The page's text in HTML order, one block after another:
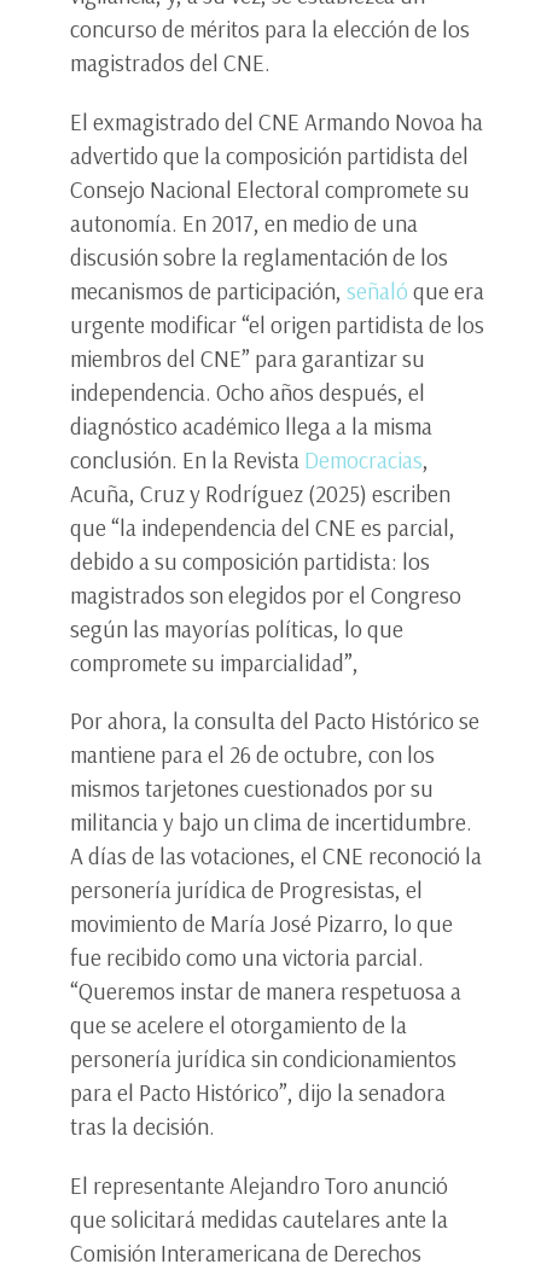
concurso de méritos para la elección de los
magistrados del CNE.
El exmagistrado del CNE Armando Novoa ha
advertido que la composición partidista del
Consejo Nacional Electoral compromete su
autonomía. En 2017, en medio de una
discusión sobre la reglamentación de los
mecanismos de participación, señaló que era
urgente modificar “el origen partidista de los
miembros del CNE” para garantizar su
independencia. Ocho años después, el
diagnóstico académico llega a la misma
conclusión. En la Revista Democracias,
Acuña, Cruz y Rodríguez (2025) escriben
que “la independencia del CNE es parcial,
debido a su composición partidista: los
magistrados son elegidos por el Congreso
según las mayorías políticas, lo que
compromete su imparcialidad”,
Por ahora, la consulta del Pacto Histórico se
mantiene para el 26 de octubre, con los
mismos tarjetones cuestionados por su
militancia y bajo un clima de incertidumbre.
A días de las votaciones, el CNE reconoció la
personería jurídica de Progresistas, el
movimiento de María José Pizarro, lo que
fue recibido como una victoria parcial.
“Queremos instar de manera respetuosa a
que se acelere el otorgamiento de la
personería jurídica sin condicionamientos
para el Pacto Histórico”, dijo la senadora
tras la decisión.
El representante Alejandro Toro anunció
que solicitará medidas cautelares ante la
Comisión Interamericana de Derechos